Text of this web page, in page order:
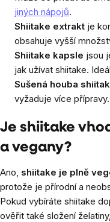
jiných nápojů.
Shiitake extrakt je
obsahuje vyšší
Shiitake kapsle jsou
jak užívat shiitake.
Sušená houba
vyžaduje více
Je shiitake
a vegany?
Ano, shiitake je plně
protože je přírodní a
Pokud vybíráte shiitake
ověřit také složení